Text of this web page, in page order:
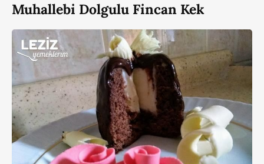
Muhallebi Dolgulu Fincan Kek